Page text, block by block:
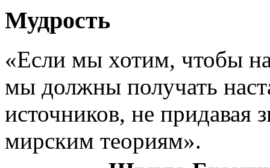
Мудрость
«Если мы хотим, чтобы
мы должны получать
источников, не придавая
мирским теориям».